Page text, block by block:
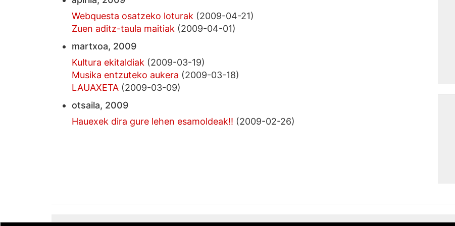
Webquesta osatzeko loturak (2009-04-21)
Zuen aditz-taula maitiak (2009-04-01)
martxoa, 2009
Kultura ekitaldiak (2009-03-19)
Musika entzuteko aukera (2009-03-18)
LAUAXETA (2009-03-09)
otsaila, 2009
Hauexek dira gure lehen esamoldeak!! (2009-02-26)